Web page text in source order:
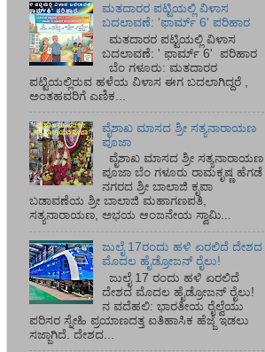
ಮತದಾರರ ಪಟ್ಟಿಯಲ್ಲಿ ವಿಳಾಸ
ಬದಲಾವಣೆ: 'ಫಾರ್ಮ್ 6' ಪರಿಹಾರ
ಮತದಾರರ ಪಟ್ಟಿಯಲ್ಲಿ ವಿಳಾಸ
ಬದಲಾವಣೆ: ' ಫಾರ್ಮ್ 6' ಪರಿಹಾರ
ಬೆಂ ಗಳೂರು: ಮತದಾರರ
ಪಟ್ಟಿಯಲ್ಲಿರುವ ಹಳೆಯ ವಿಳಾಸ ಈಗ ಬದಲಾಗಿದ್ದರೆ ,
ಅಂತಹವರಿಗೆ ಎಣಿಕ...
ವೈಶಾಖ ಮಾಸದ ಶ್ರೀ ಸತ್ಯನಾರಾಯಣ
ಪೂಜಾ
ವೈಶಾಖ ಮಾಸದ ಶ್ರೀ ಸತ್ಯನಾರಾಯಣ
ಪೂಜಾ ಬೆಂ ಗಳೂರು ರಾಮಕೃಷ್ಣ ಹೆಗಡೆ
ನಗರದ ಶ್ರೀ ಬಾಲಾಜಿ ಕೃಪಾ
ಬಡಾವಣೆಯ ಶ್ರೀ ಬಾಲಾಜಿ ಮಹಾಗಣಪತಿ,
ಸತ್ಯನಾರಾಯಣ, ಅಭಯ ಆಂಜನೇಯ ಸ್ವಾಮಿ...
ಜುಲೈ 17ರಂದು ಹಳಿ ಏರಲಿದೆ ದೇಶದ
ಮೊದಲ ಹೈಡ್ರೋಜನ್ ರೈಲು!
ಜುಲೈ 17 ರಂದು ಹಳಿ ಏರಲಿದೆ
ದೇಶದ ಮೊದಲ ಹೈಡ್ರೋಜನ್ ರೈಲು!
ನ ವದೆಹಲಿ: ಭಾರತೀಯ ರೈಲ್ವೆಯು
ಪರಿಸರ ಸ್ನೇಹಿ ಪ್ರಯಾಣದತ್ತ ಐತಿಹಾಸಿಕ ಹೆಜ್ಜೆ ಇಡಲು
ಸಜ್ಜಾಗಿದೆ. ದೇಶದ...